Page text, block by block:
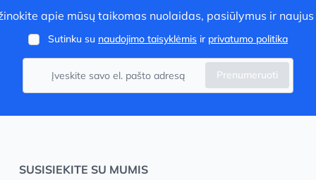
apie mūsų taikomas nuolaidas, pasiūlymus ir
Sutinku su naudojimo taisyklėmis ir privatumo politika
Prenumeruoti
SUSISIEKITE SU MUMIS